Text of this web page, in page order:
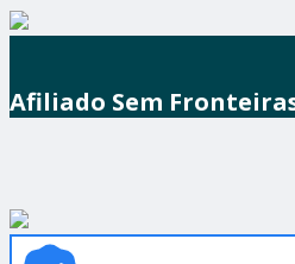
Afiliado Sem